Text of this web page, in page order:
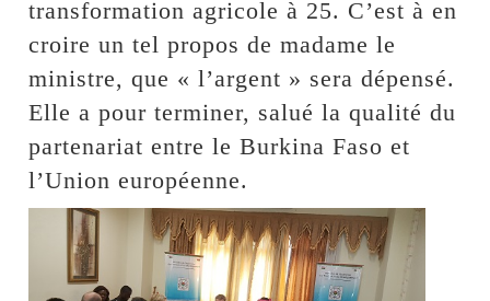
transformation agricole à 25. C’est à en
croire un tel propos de madame le
ministre, que « l’argent » sera dépensé.
Elle a pour terminer, salué la qualité du
partenariat entre le Burkina Faso et
l’Union européenne.